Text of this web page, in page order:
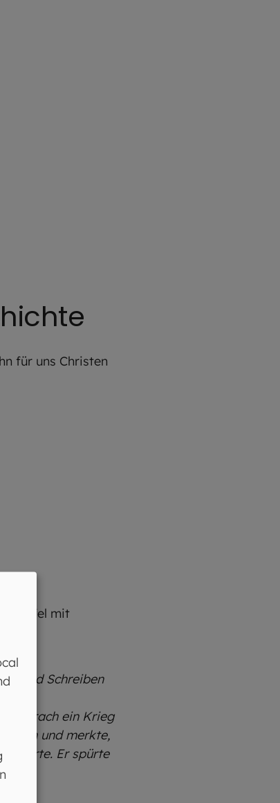
für uns Christen
und Schreiben
brach ein Krieg
nach und merkte,
gehörte. Er spürte